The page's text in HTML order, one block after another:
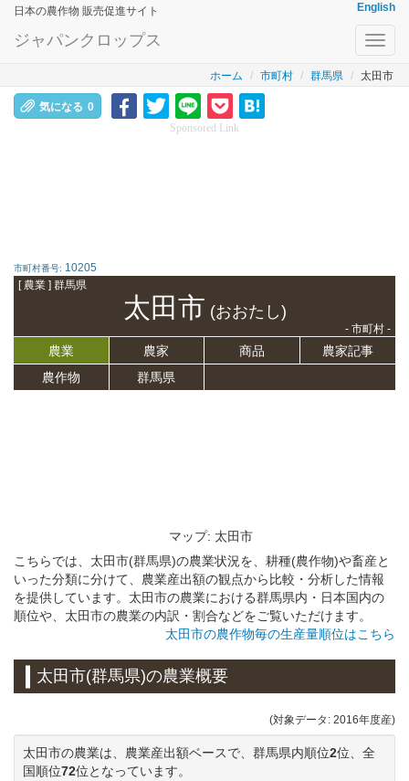
日本の農作物 販売促進サイト English
ジャパンクロップス
ホーム 市町村 群馬県 太田市
気になる 0
Sponsored Link
市町村番号: 10205
[ 農業 ] 群馬県
太田市 (おおたし)
- 市町村 -
農業 農家 商品
農家記事
農作物
群馬県
マップ: 太田市
こちらでは、太田市(群馬県)の農業状況を、耕種(農作物)や畜産と
いった分類に分けて、農業産出額の観点から比較・分析した情報
を提供しています。太田市の農業における群馬県内・日本国内の
順位や、太田市の農業の内訳・割合などをご覧いただけます。
太田市の農作物毎の生産量順位はこちら
太田市(群馬県)の農業概要
(対象データ: 2016年度産)
太田市の農業は、農業産出額ベースで、群馬県内順位2位、全
国順位72位となっています。